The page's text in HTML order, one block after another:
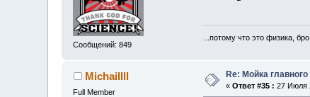
Сообщений: 849
...потому что это физика,
Michaillll
Full Member
Re: Мойка главного
«Ответ #35 : 27 Июля